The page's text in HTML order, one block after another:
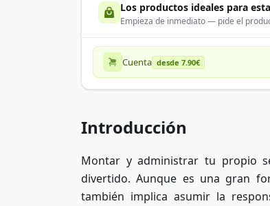
Los productos ideales para
Empieza de inmediato — pide el
Cuenta desde 7.90€
Introducción
Montar y administrar tu propio
divertido. Aunque es una gran
también implica asumir la